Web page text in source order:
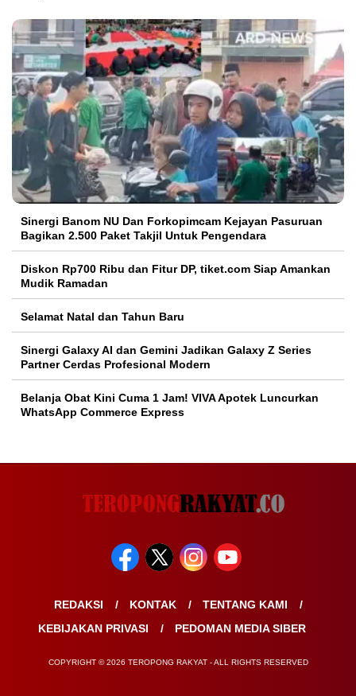
Sinergi Banom NU Dan Forkopimcam Kejayan Pasuruan
Bagikan 2.500 Paket Takjil Untuk Pengendara
Diskon Rp700 Ribu dan Fitur DP, tiket.com Siap Amankan
Mudik Ramadan
Selamat Natal dan Tahun Baru
Sinergi Galaxy AI dan Gemini Jadikan Galaxy Z Series
Partner Cerdas Profesional Modern
Belanja Obat Kini Cuma 1 Jam! VIVA Apotek Luncurkan
WhatsApp Commerce Express
REDAKSI KONTAK
TENTANG KAMI
KEBIJAKAN PRIVASI
PEDOMAN MEDIA SIBER
COPYRIGHT © 2026 TEROPONG RAKYAT - ALL RIGHTS RESERVED